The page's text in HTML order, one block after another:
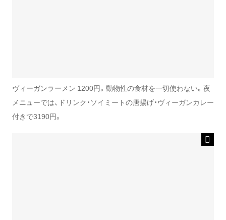
ヴィーガンラーメン 1200円。動物性の食材を一切使わない。夜
メニューでは、ドリンク・ソイミートの唐揚げ・ヴィーガンカレー
付きで3190円。